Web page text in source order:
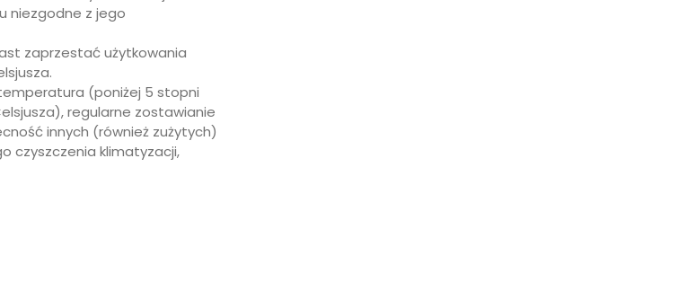
niezgodne z jego
zaprzestać użytkowania
(poniżej 5 stopni
regularne zostawianie
innych (również zużytych)
czyszczenia klimatyzacji,